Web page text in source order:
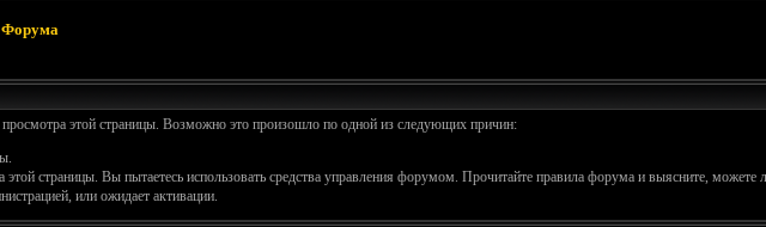
Форума
этой страницы. Возможно это произошло по одной из следующих причин:
этой страницы. Вы пытаетесь использовать средства управления форумом. Прочитайте правила форума и выясните, можете
или ожидает активации.